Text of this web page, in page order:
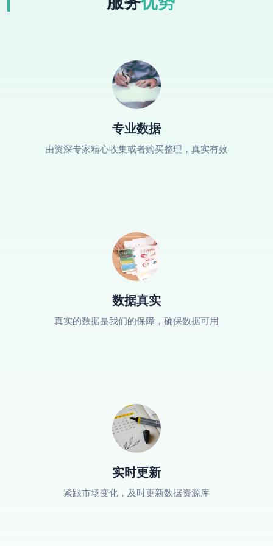
专业数据
由资深专家精心收集或者购买整理，真实有效
数据真实
真实的数据是我们的保障，确保数据可用
实时更新
紧跟市场变化，及时更新数据资源库